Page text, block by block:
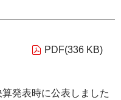
PDF(336 KB)
発表時に公表しました